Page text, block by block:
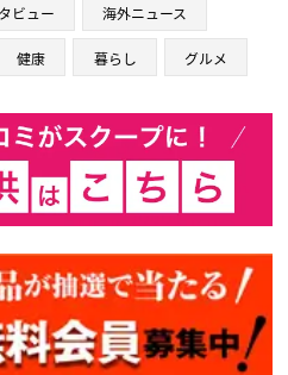
ビュー 海外ニュース
健康 暮らし グルメ